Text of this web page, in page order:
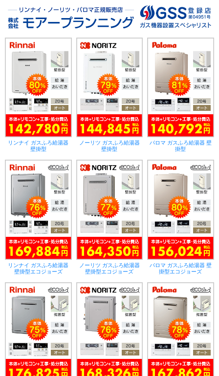
リンナイ ガスふろ給湯器
壁掛型
ノーリツ ガスふろ給湯器
壁掛型
パロマ ガスふろ給湯器 壁
掛型
リンナイ ガスふろ給湯器
壁掛型エコジョーズ
ノーリツ ガスふろ給湯器
壁掛型エコジョーズ
パロマ ガスふろ給湯器 壁
掛型エコジョーズ